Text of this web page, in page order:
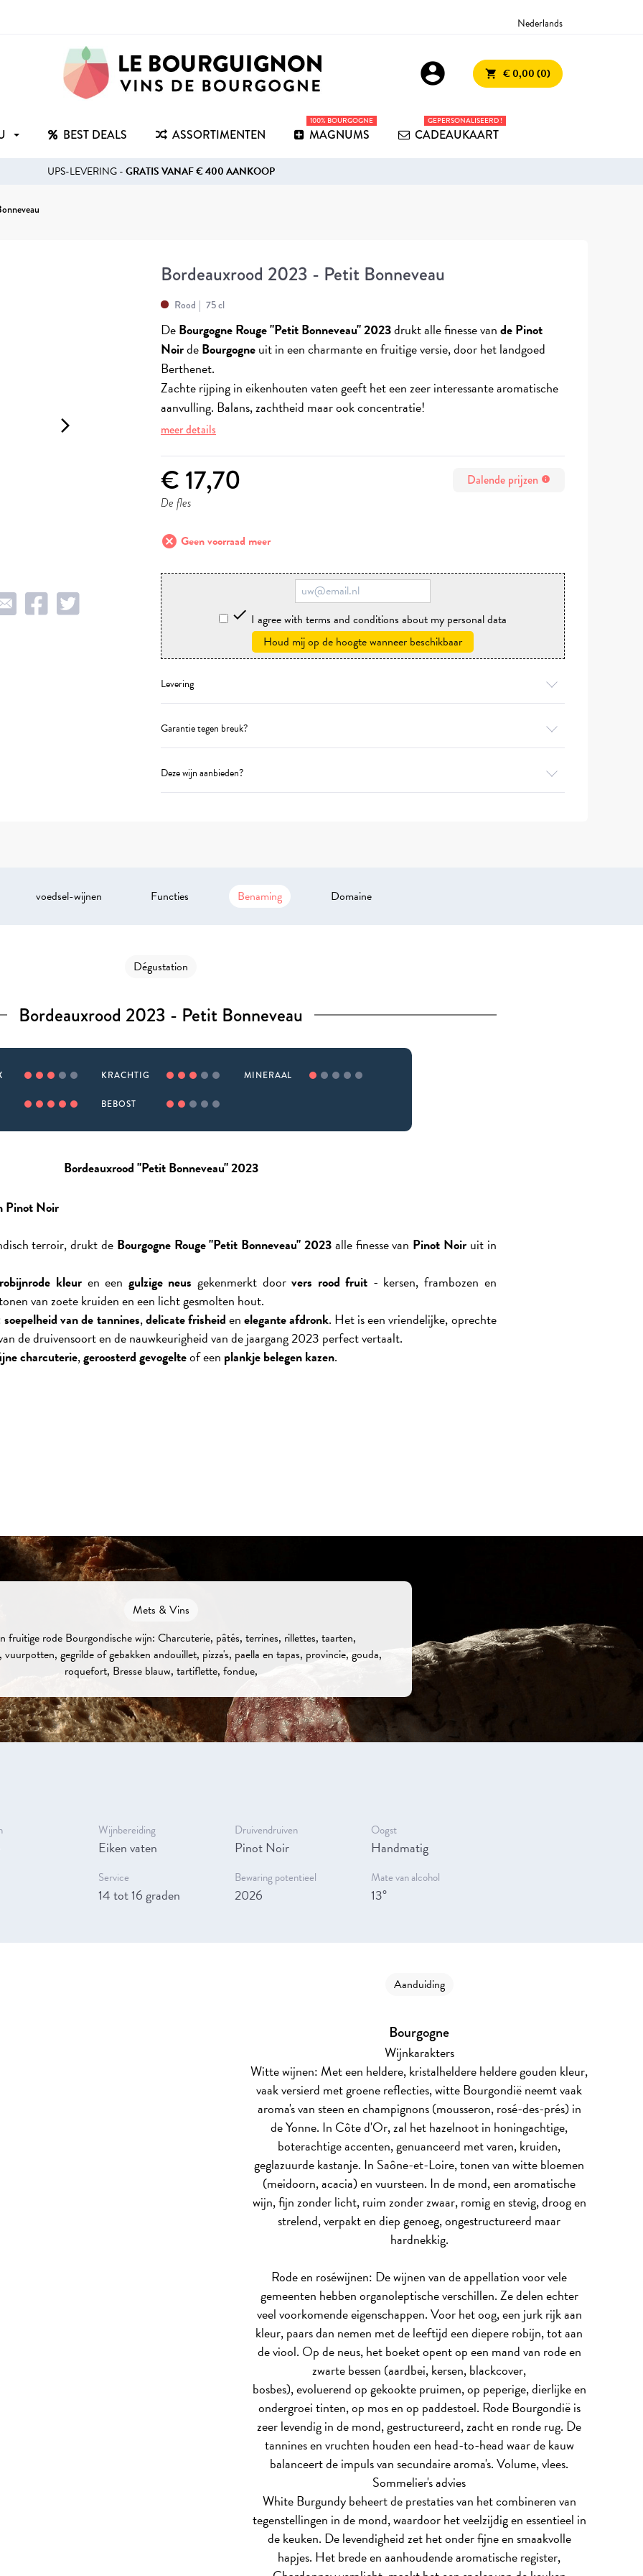
Nederlands
account_circle shopping_cart € 0,00 (0)
BEST DEALS ASSORTIMENTEN MAGNUMS
100% BOURGOGNE
CADEAUKAART
GEPERSONALISEERD !
UPS-LEVERING -GRATIS VANAF € 400 AANKOOP
arrow_forward_ios
Bordeauxrood 2023 - Petit Bonneveau
Rood 75 cl
DeBourgogne Rouge "Petit Bonneveau" 2023drukt alle finesse vande Pinot
NoirdeBourgogneuit in een charmante en fruitige versie, door het landgoed
Berthenet.
Zachte rijping in eikenhouten vaten geeft het een zeer interessante aromatische
aanvulling. Balans, zachtheid maar ook concentratie!
meer details
€ 17,70 Dalende prijzen info
De fles
cancel Geen voorraad meer
 I agree with terms and conditions about my personal data
Houd mij op de hoogte wanneer beschikbaar
Levering
Garantie tegen breuk?
Deze wijn aanbieden?
voedsel-wijnen Functies Benaming Domaine
Dégustation
Bordeauxrood 2023 - Petit Bonneveau
KRACHTIG MINERAAL
BEBOST
Bordeauxrood "Petit Bonneveau" 2023
Pinot Noir
terroir, drukt de Bourgogne Rouge "Petit Bonneveau" 2023alle finesse van Pinot Noiruit in
kleur en een gulzige neus gekenmerkt doorvers rood fruit - kersen, frambozen en
van zoete kruiden en een licht gesmolten hout.
soepelheid van de tannines,delicate frisheidenelegante afdronk. Het is een vriendelijke, oprechte
de druivensoort en de nauwkeurigheid van de jaargang 2023 perfect vertaalt.
charcuterie,geroosterd gevogelteof een plankje belegen kazen.
Mets & Vins
fruitige rode Bourgondische wijn: Charcuterie, pâtés, terrines, rillettes, taarten,
vuurpotten, gegrilde of gebakken andouillet, pizza's, paella en tapas, provincie, gouda,
roquefort, Bresse blauw, tartiflette, fondue,
Wijnbereiding
Eiken vaten
Druivendruiven
Pinot Noir
Oogst
Handmatig
Service
14 tot 16 graden
Bewaring potentieel
2026
Mate van alcohol
13°
Aanduiding
Bourgogne
Wijnkarakters
Witte wijnen: Met een heldere, kristalheldere heldere gouden kleur,
vaak versierd met groene reflecties, witte Bourgondië neemt vaak
aroma's van steen en champignons (mousseron, rosé-des-prés) in
de Yonne. In Côte d'Or, zal het hazelnoot in honingachtige,
boterachtige accenten, genuanceerd met varen, kruiden,
geglazuurde kastanje. In Saône-et-Loire, tonen van witte bloemen
(meidoorn, acacia) en vuursteen. In de mond, een aromatische
wijn, fijn zonder licht, ruim zonder zwaar, romig en stevig, droog en
strelend, verpakt en diep genoeg, ongestructureerd maar
hardnekkig.
Rode en roséwijnen: De wijnen van de appellation voor vele
gemeenten hebben organoleptische verschillen. Ze delen echter
veel voorkomende eigenschappen. Voor het oog, een jurk rijk aan
kleur, paars dan nemen met de leeftijd een diepere robijn, tot aan
de viool. Op de neus, het boeket opent op een mand van rode en
zwarte bessen (aardbei, kersen, blackcover,
bosbes), evoluerend op gekookte pruimen, op peperige, dierlijke en
ondergroei tinten, op mos en op paddestoel. Rode Bourgondië is
zeer levendig in de mond, gestructureerd, zacht en ronde rug. De
tannines en vruchten houden een head-to-head waar de kauw
balanceert de impuls van secundaire aroma's. Volume, vlees.
Sommelier's advies
White Burgundy beheert de prestaties van het combineren van
tegenstellingen in de mond, waardoor het veelzijdig en essentieel in
de keuken. De levendigheid zet het onder fijne en smaakvolle
hapjes. Het brede en aanhoudende aromatische register,